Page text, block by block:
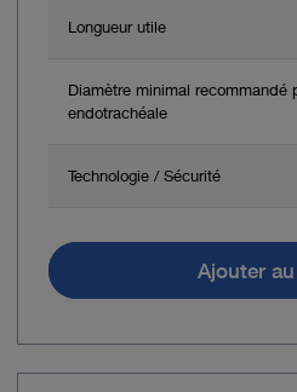
Longueur utile
Diamètre minimal recommandé
endotrachéale
Technologie / Sécurité
Ajouter